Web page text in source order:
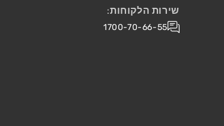
שירות הלקוחות:
1700-70-66-55